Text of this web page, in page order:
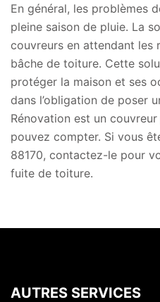
En général, les problèmes
pleine saison de pluie. La
couvreurs en attendant les
bâche de toiture. Cette
protéger la maison et ses
dans l’obligation de poser
Rénovation est un
pouvez compter. Si vous
88170, contactez-le pour
fuite de toiture.
AUTRES SERVICES